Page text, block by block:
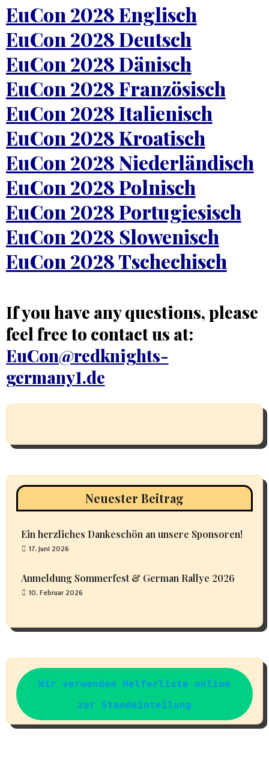
EuCon 2028 Englisch
EuCon 2028 Deutsch
EuCon 2028 Dänisch
EuCon 2028 Französisch
EuCon 2028 Italienisch
EuCon 2028 Kroatisch
EuCon 2028 Niederländisch
EuCon 2028 Polnisch
EuCon 2028 Portugiesisch
EuCon 2028 Slowenisch
EuCon 2028 Tschechisch
If you have any questions, please
feel free to contact us at:
EuCon@redknights-
germany1.de
Neuester Beitrag
Ein herzliches Dankeschön an unsere Sponsoren!
17. Juni 2026
Anmeldung Sommerfest & German Rallye 2026
10. Februar 2026
Wir verwenden Helferliste online
zur Standeinteilung